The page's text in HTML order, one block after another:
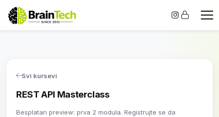
Svi kursevi
REST API Masterclass
Besplatan preview: prva 2 modula. Registrujte se da